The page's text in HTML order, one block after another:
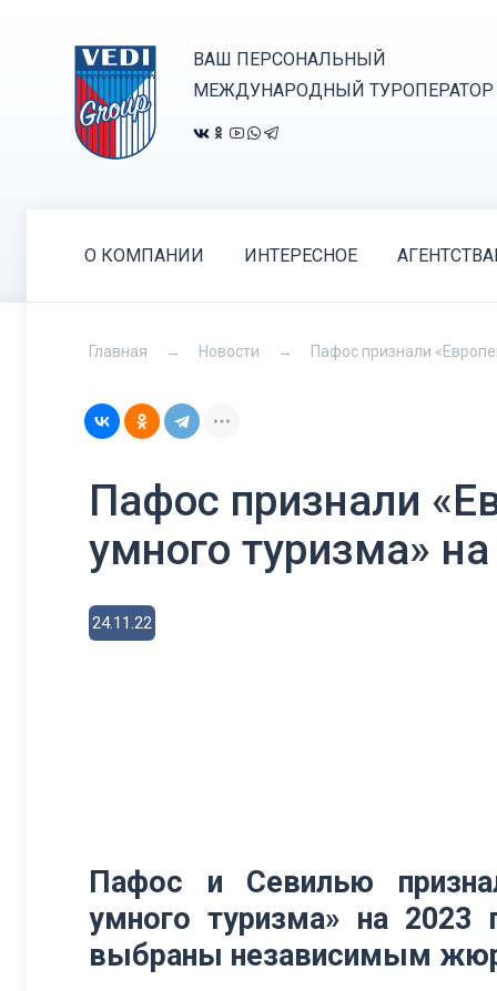
ВАШ ПЕРСОНАЛЬНЫЙ
МЕЖДУНАРОДНЫЙ ТУРОПЕРАТОР
О КОМПАНИИ ИНТЕРЕСНОЕ
Главная Новости Пафос признали
Пафос признали
умного туризма»
24.11.22
Пафос и Севилью
умного туризма» на
выбраны независимым